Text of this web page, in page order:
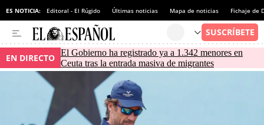
ES NOTICIA: Editoral - El Rúgido Últimas noticias Mapa de noticias Fichaje de
EN DIRECTO El Gobierno ha registrado ya a 1.342 menores en
Ceuta tras la entrada masiva de migrantes